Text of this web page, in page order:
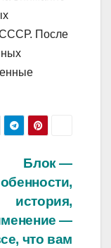
СССР. После
Блок —
история,
—
что вам